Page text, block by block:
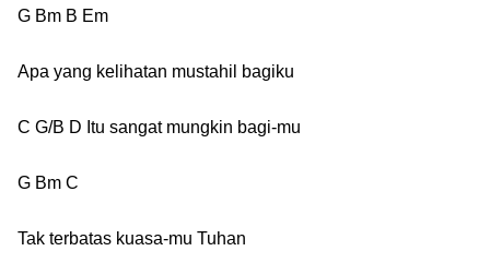
G Bm B Em
Apa yang kelihatan mustahil bagiku
C G/B D Itu sangat mungkin bagi-mu
G Bm C
Tak terbatas kuasa-mu Tuhan